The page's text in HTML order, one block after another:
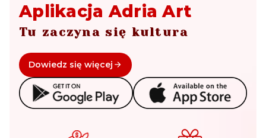
Aplikacja Adria Art
Tu zaczyna się kultura
Dowiedz się więcej